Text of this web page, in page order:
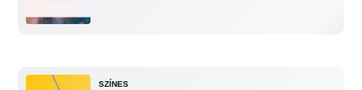
SZÍNES